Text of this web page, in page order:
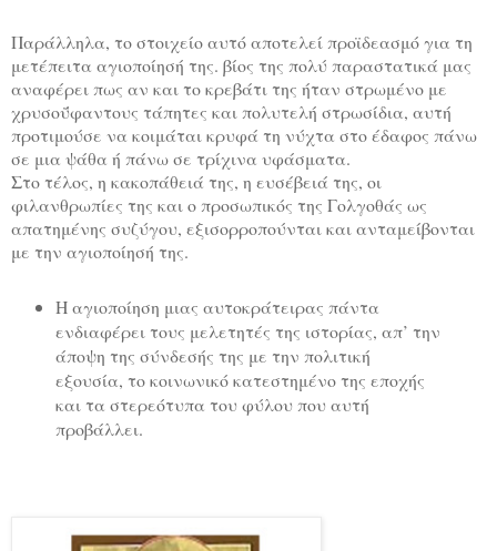
Παράλληλα, το στοιχείο αυτό αποτελεί προϊδεασμό για τη
μετέπειτα αγιοποίησή της. βίος της πολύ παραστατικά μας
αναφέρει πως αν και το κρεβάτι της ήταν στρωμένο με
χρυσοΰφαντους τάπητες και πολυτελή στρωσίδια, αυτή
προτιμούσε να κοιμάται κρυφά τη νύχτα στο έδαφος πάνω
σε μια ψάθα ή πάνω σε τρίχινα υφάσματα.
Στο τέλος, η κακοπάθειά της, η ευσέβειά της, οι
φιλανθρωπίες της και ο προσωπικός της Γολγοθάς ως
απατημένης συζύγου, εξισορροπούνται και ανταμείβονται
με την αγιοποίησή της.
Η αγιοποίηση μιας αυτοκράτειρας πάντα
ενδιαφέρει τους μελετητές της ιστορίας, απ’ την
άποψη της σύνδεσής της με την πολιτική
εξουσία, το κοινωνικό κατεστημένο της εποχής
και τα στερεότυπα του φύλου που αυτή
προβάλλει.